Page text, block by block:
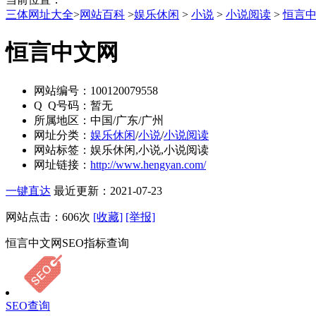
三体网址大全>网站百科 >娱乐休闲 > 小说 > 小说阅读 >恒言
恒言中文网
网站编号： 100120079558
Q Q号码： 暂无
所属地区： 中国/广东/广州
网址分类： 娱乐休闲/小说/小说阅读
网站标签： 娱乐休闲,小说,小说阅读
网址链接： http://www.hengyan.com/
一键直达 最近更新：2021-07-23
网站点击： 606次 [收藏] [举报]
恒言中文网SEO指标查询
SEO查询